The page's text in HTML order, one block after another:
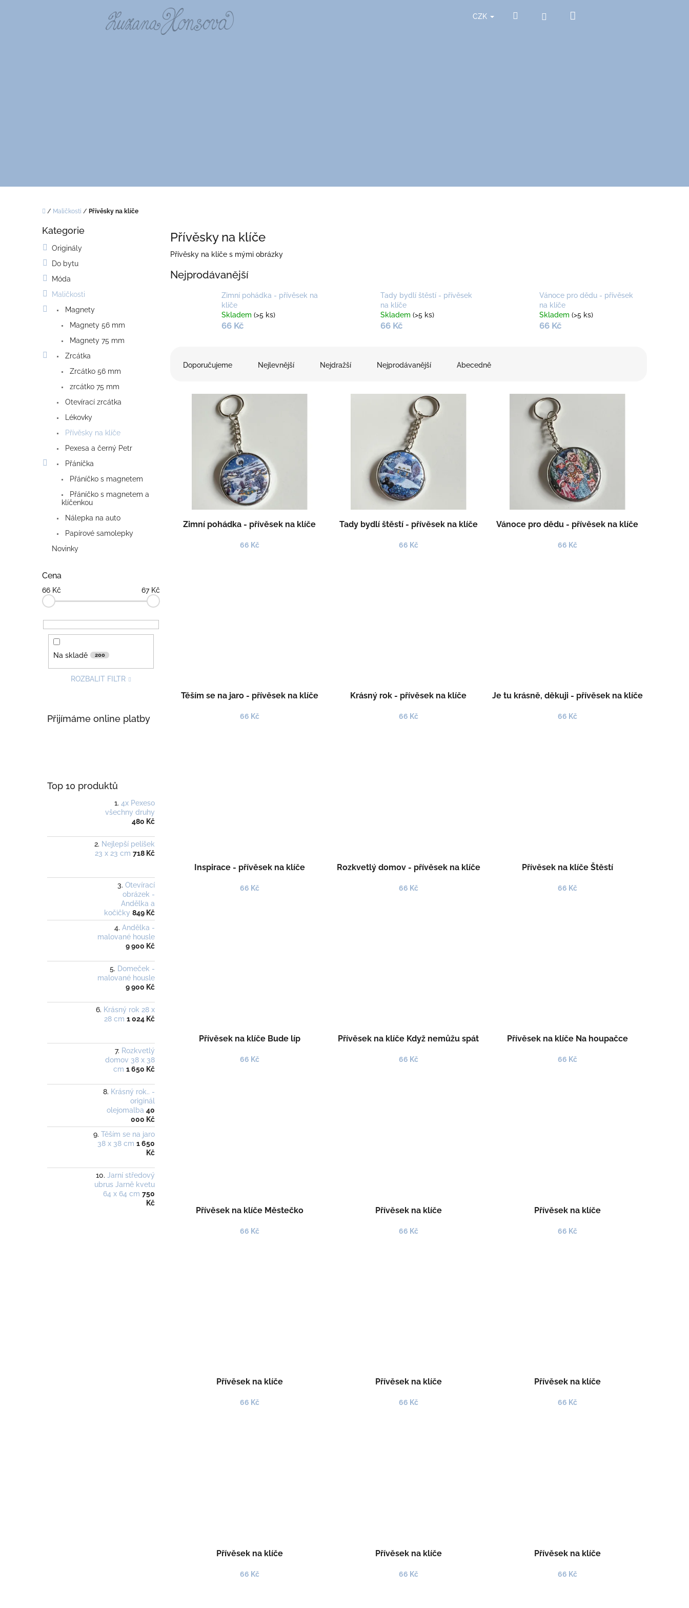
CZK Hledat Přihlášení
Domů
/ Maličkosti / Přívěsky na klíče
Přeskočit
Kategorie
Originály
Do bytu
Móda
Maličkosti
Magnety
Magnety 56 mm
Magnety 75 mm
Zrcátka
Zrcátko 56 mm
zrcátko 75 mm
Otevírací zrcátka
Lékovky
Přívěsky na klíče
Pexesa a černý Petr
Přáníčka
Přáníčko s magnetem
Přáníčko s magnetem a
klíčenkou
Nálepka na auto
Papírové samolepky
Novinky
Cena
66 Kč 67Kč
Na skladě 200
ROZBALIT FILTR
Přijímáme online platby
Top 10 produktů
4x Pexeso
všechny druhy
480 Kč
Nejlepší pelíšek
23 x 23 cm 718 Kč
Otevírací
obrázek -
Andělka a
kočičky 849 Kč
Andělka -
malované housle
9 900 Kč
Domeček -
malované housle
9 900 Kč
Krásný rok 28 x
28 cm 1 024 Kč
Rozkvetlý
domov 38 x 38
cm 1 650 Kč
Krásný rok.. -
originál
olejomalba 40
000 Kč
Těším se na jaro
38 x 38 cm 1 650
Kč
Jarní středový
ubrus Jarně kvetu
64 x 64 cm 750
Kč
Přívěsky na klíče
Přívěsky na klíče s mými obrázky
Nejprodávanější
Zimní pohádka - přívěsek na
klíče
Skladem (>5 ks)
66 Kč
Tady bydlí štěstí - přívěsek
na klíče
Skladem (>5 ks)
66 Kč
Vánoce pro dědu - přívěsek
na klíče
Skladem (>5 ks)
66 Kč
Doporučujeme Nejlevnější Nejdražší Nejprodávanější Abecedně
Zimní pohádka - přívěsek na klíče
66 Kč
Tady bydlí štěstí - přívěsek na klíče
66 Kč
Vánoce pro dědu - přívěsek na klíče
66 Kč
Těším se na jaro - přívěsek na klíče
66 Kč
Krásný rok - přívěsek na klíče
66 Kč
Je tu krásně, děkuji - přívěsek na klíče
66 Kč
Inspirace - přívěsek na klíče
66 Kč
Rozkvetlý domov - přívěsek na klíče
66 Kč
Přívěsek na klíče Štěstí
66 Kč
Přívěsek na klíče Bude líp
66 Kč
Přívěsek na klíče Když nemůžu spát
66 Kč
Přívěsek na klíče Na houpačce
66 Kč
Přívěsek na klíče Městečko
66 Kč
Přívěsek na klíče
66 Kč
Přívěsek na klíče
66 Kč
Přívěsek na klíče
66 Kč
Přívěsek na klíče
66 Kč
Přívěsek na klíče
66 Kč
Přívěsek na klíče
66 Kč
Přívěsek na klíče
66 Kč
Přívěsek na klíče
66 Kč